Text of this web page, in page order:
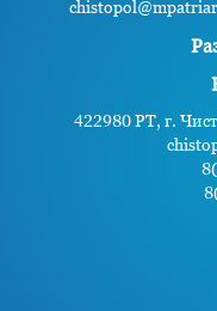
422980 РТ, г.